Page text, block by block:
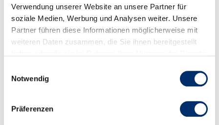
Verwendung unserer Website an unsere Partner für
soziale Medien, Werbung und Analysen weiter. Unsere
Partner führen diese Informationen möglicherweise mit
weiteren Daten zusammen, die Sie ihnen bereitgestellt
Notwendig
Präferenzen
Telefon